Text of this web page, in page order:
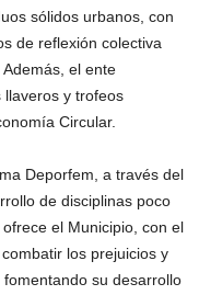
sólidos urbanos, con
de reflexión colectiva
el ente
llaveros y trofeos
Circular.
Deporfem, a través del
de disciplinas poco
el Municipio, con el
los prejuicios y
su desarrollo